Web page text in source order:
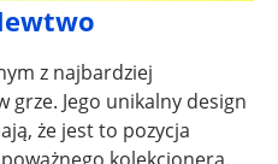
z najbardziej
grze. Jego unikalny design
że jest to pozycja